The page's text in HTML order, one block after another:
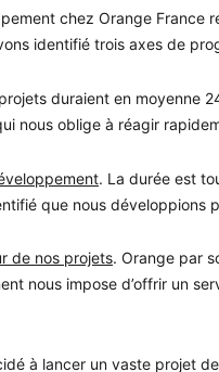
chez Orange France
identifié trois axes de
duraient en moyenne
nous oblige à réagir
. La durée est
que nous développions
de nos projets. Orange par
nous impose d’offrir un
à lancer un vaste projet